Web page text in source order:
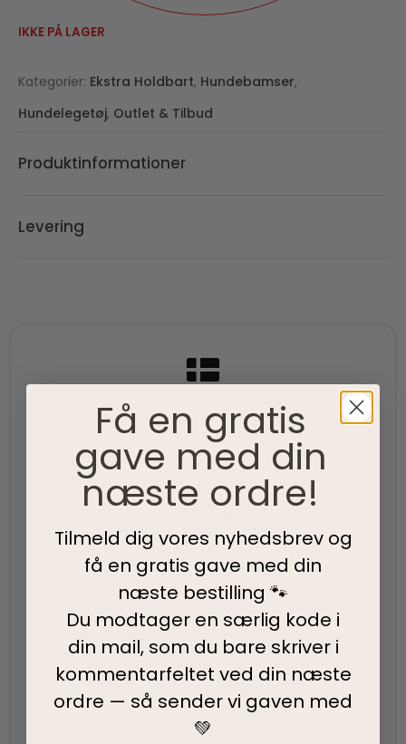
IKKE PÅ LAGER
Kategorier: Ekstra Holdbart, Hundebamser,
Hundelegetøj, Outlet & Tilbud
Produktinformationer
Levering
100% danskejet virksomhed med hjerte og passion.
Vi værner om vores lokale rødder
95% af alle ordrer pakkes og afsendes samme dag
som du bestiller.
5-Stjernet kundeservice
Vi har topscore på både Facebook, Google og
Trustpilot - Vi er her for at hjælpe dig
Få en gratis
gave med din
næste ordre!
Tilmeld dig vores nyhedsbrev og
få en gratis gave med din
næste bestilling 🐾
Du modtager en særlig kode i
din mail, som du bare skriver i
kommentarfeltet ved din næste
ordre — så sender vi gaven med
💚